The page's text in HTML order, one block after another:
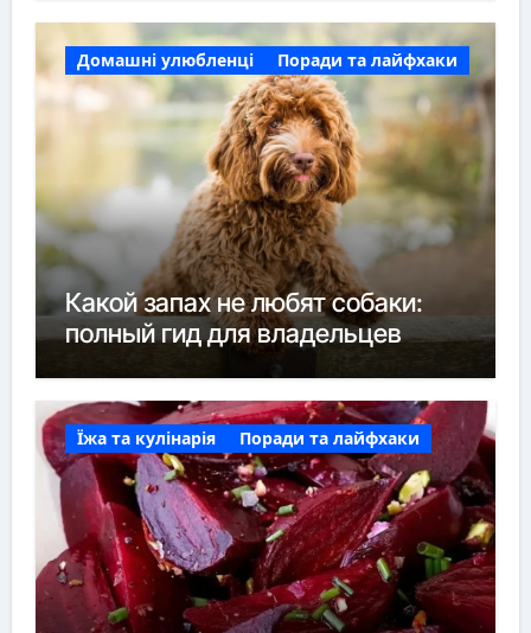
Домашні улюбленці Поради та лайфхаки
Какой запах не любят собаки:
полный гид для владельцев
Їжа та кулінарія Поради та лайфхаки